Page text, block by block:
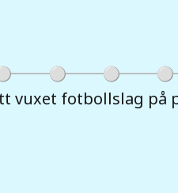
vuxet fotbollslag på